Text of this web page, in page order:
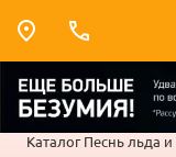
Каталог Песнь льда и